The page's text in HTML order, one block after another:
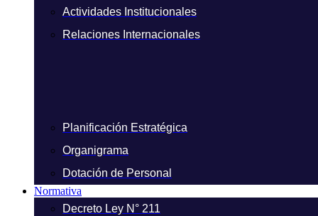
Actividades Institucionales
Relaciones Internacionales
Planificación Estratégica
Organigrama
Dotación de Personal
Normativa
Decreto Ley N° 211